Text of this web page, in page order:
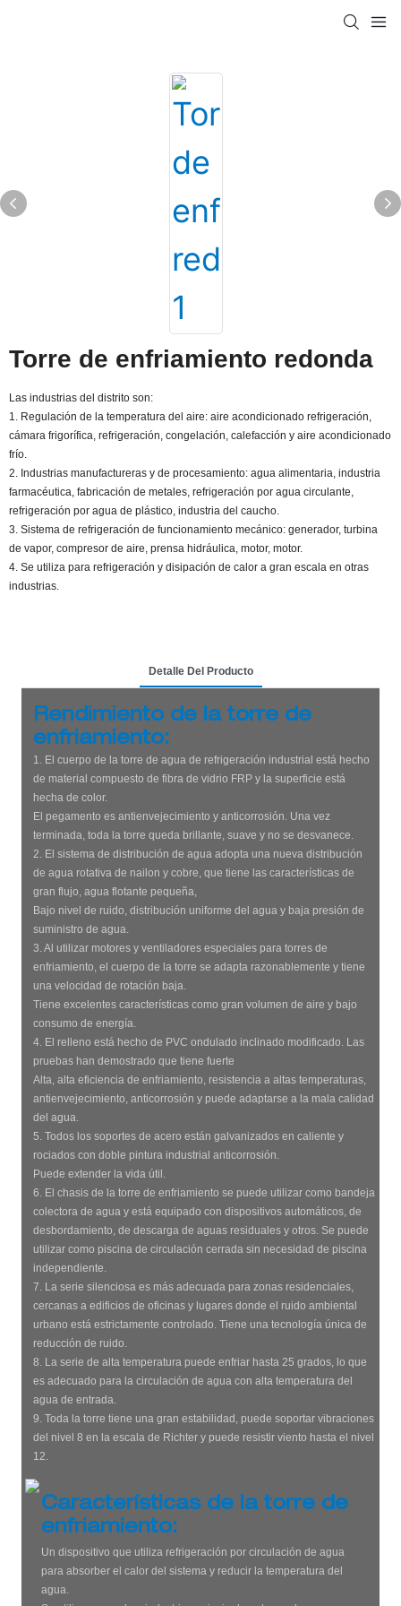
Torre de enfriamiento redonda
Las industrias del distrito son:
1. Regulación de la temperatura del aire: aire acondicionado refrigeración,
cámara frigorífica, refrigeración, congelación, calefacción y aire acondicionado
frío.
2. Industrias manufactureras y de procesamiento: agua alimentaria, industria
farmacéutica, fabricación de metales, refrigeración por agua circulante,
refrigeración por agua de plástico, industria del caucho.
3. Sistema de refrigeración de funcionamiento mecánico: generador, turbina
de vapor, compresor de aire, prensa hidráulica, motor, motor.
4. Se utiliza para refrigeración y disipación de calor a gran escala en otras
industrias.
Detalle Del Producto
Características de la torre de
enfriamiento:
Un dispositivo que utiliza refrigeración por circulación de agua
para absorber el calor del sistema y reducir la temperatura del
agua.
Rendimiento de la torre de
enfriamiento:
1. El cuerpo de la torre de agua de refrigeración industrial está hecho
de material compuesto de fibra de vidrio FRP y la superficie está
hecha de color.
El pegamento es antienvejecimiento y anticorrosión. Una vez
terminada, toda la torre queda brillante, suave y no se desvanece.
2. El sistema de distribución de agua adopta una nueva distribución
de agua rotativa de nailon y cobre, que tiene las características de
gran flujo, agua flotante pequeña,
Bajo nivel de ruido, distribución uniforme del agua y baja presión de
suministro de agua.
3. Al utilizar motores y ventiladores especiales para torres de
enfriamiento, el cuerpo de la torre se adapta razonablemente y tiene
una velocidad de rotación baja.
Tiene excelentes características como gran volumen de aire y bajo
consumo de energía.
4. El relleno está hecho de PVC ondulado inclinado modificado. Las
pruebas han demostrado que tiene fuerte
Alta, alta eficiencia de enfriamiento, resistencia a altas temperaturas,
antienvejecimiento, anticorrosión y puede adaptarse a la mala calidad
del agua.
5. Todos los soportes de acero están galvanizados en caliente y
rociados con doble pintura industrial anticorrosión.
Puede extender la vida útil.
6. El chasis de la torre de enfriamiento se puede utilizar como bandeja
colectora de agua y está equipado con dispositivos automáticos, de
desbordamiento, de descarga de aguas residuales y otros. Se puede
utilizar como piscina de circulación cerrada sin necesidad de piscina
independiente.
7. La serie silenciosa es más adecuada para zonas residenciales,
cercanas a edificios de oficinas y lugares donde el ruido ambiental
urbano está estrictamente controlado. Tiene una tecnología única de
reducción de ruido.
8. La serie de alta temperatura puede enfriar hasta 25 grados, lo que
es adecuado para la circulación de agua con alta temperatura del
agua de entrada.
9. Toda la torre tiene una gran estabilidad, puede soportar vibraciones
del nivel 8 en la escala de Richter y puede resistir viento hasta el nivel
12.